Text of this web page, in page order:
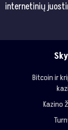
internetinių
Bitcoin ir
Kazino